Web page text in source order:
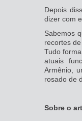
Depois
dizer com
Sabemos
recortes
Tudo
atuais
Armênio,
rosado de
Sobre o